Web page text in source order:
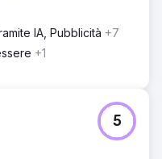
IA, Pubblicità +7
+1
5